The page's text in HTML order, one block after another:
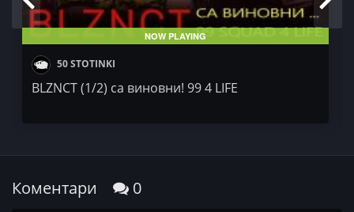
....стой наоколо, следва част 2, а до тогава разцъкай из сайта
https://blznct99.com/
https://youtube.com/@99SQUADD
https://www.youtube.com/@MrDevetdevet
NOW PLAYING
50 STOTINKI
BLZNCT (1/2) са виновни! 99 4 LIFE
Коментари 0